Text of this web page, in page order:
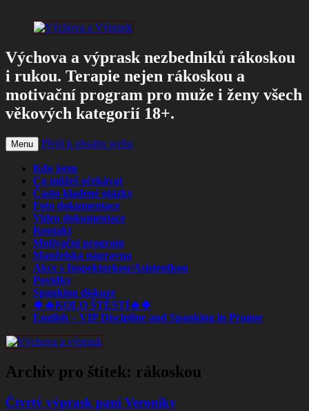
Výchova a výprask nezbedníků rákoskou
i rukou. Terapie nejen rákoskou a
motivační program pro muže i ženy všech
věkových kategorií 18+.
Menu Přejít k obsahu webu
Kdo jsem
Co můžeš očekávat
Často kladené otázky
Foto dokumentace
Video dokumentace
Kontakt
Motivační program
Manželská nápravna
Akce s Inspektorkou/Asistentkou
Povídky
Spanking diskuze
🍀🔥KOLO ŠTĚSTÍ🔥🍀
English – VIP Discipline and Spanking in Prague
Archiv pro štítek: rákoskou
Čtvrtý výprask paní Veroniky